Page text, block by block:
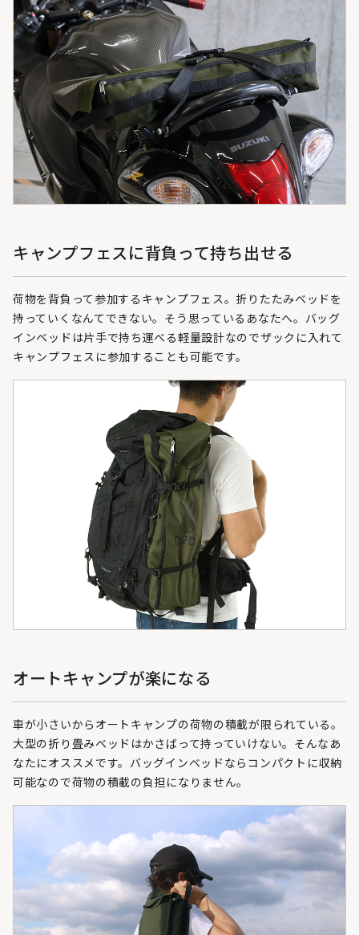
キャンプフェスに背負って持ち出せる
荷物を背負って参加するキャンプフェス。折りたたみベッドを
持っていくなんてできない。そう思っているあなたへ。バッグ
インベッドは片手で持ち運べる軽量設計なのでザックに入れて
キャンプフェスに参加することも可能です。
オートキャンプが楽になる
車が小さいからオートキャンプの荷物の積載が限られている。
大型の折り畳みベッドはかさばって持っていけない。そんなあ
なたにオススメです。バッグインベッドならコンパクトに収納
可能なので荷物の積載の負担になりません。